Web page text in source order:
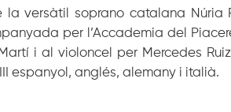
la versàtil soprano catalana
per l’Accademia del
i al violoncel per Mercedes
espanyol, anglés, alemany i italià.